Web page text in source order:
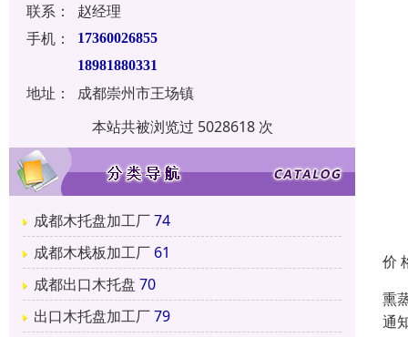
联系：
赵经理
手机：
17360026855
18981880331
地址：
成都崇州市王场镇
本站共被浏览过 5028618 次
成都木托盘加工厂74
成都木栈板加工厂 61
成都出口木托盘 70
出口木托盘加工厂79
价
熏
通